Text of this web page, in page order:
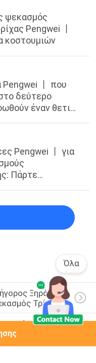
ψεκασμός
Pengwei 丨
κοστουμιών
Pengwei 丨 που
δεύτερο
έναν θετικό
Pengwei 丨 για
Πάρτε
Όλα
Ξηρός
Τρίχας
Αφρού